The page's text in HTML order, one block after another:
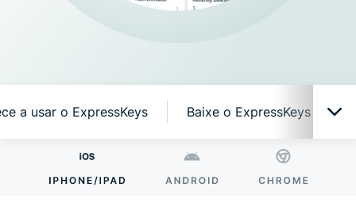
a usar o ExpressKeys Baixe o ExpressKeys em
Tudo de que você precisa para proteger suas